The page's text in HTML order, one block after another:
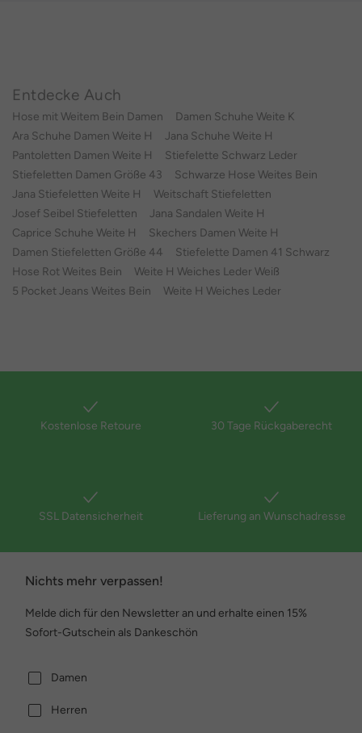
Entdecke Auch
Hose mit Weitem Bein Damen
Damen Schuhe Weite K
Ara Schuhe Damen Weite H
Jana Schuhe Weite H
Pantoletten Damen Weite H
Stiefelette Schwarz Leder
Stiefeletten Damen Größe 43
Schwarze Hose Weites Bein
Jana Stiefeletten Weite H
Weitschaft Stiefeletten
Josef Seibel Stiefeletten
Jana Sandalen Weite H
Caprice Schuhe Weite H
Skechers Damen Weite H
Damen Stiefeletten Größe 44
Stiefelette Damen 41 Schwarz
Hose Rot Weites Bein
Weite H Weiches Leder Weiß
5 Pocket Jeans Weites Bein
Weite H Weiches Leder
Kostenlose Retoure 30 Tage Rückgaberecht
SSL Datensicherheit Lieferung an Wunschadresse
Nichts mehr verpassen!
Melde dich für den Newsletter an und erhalte einen 15%
Sofort-Gutschein als Dankeschön
Damen
Herren